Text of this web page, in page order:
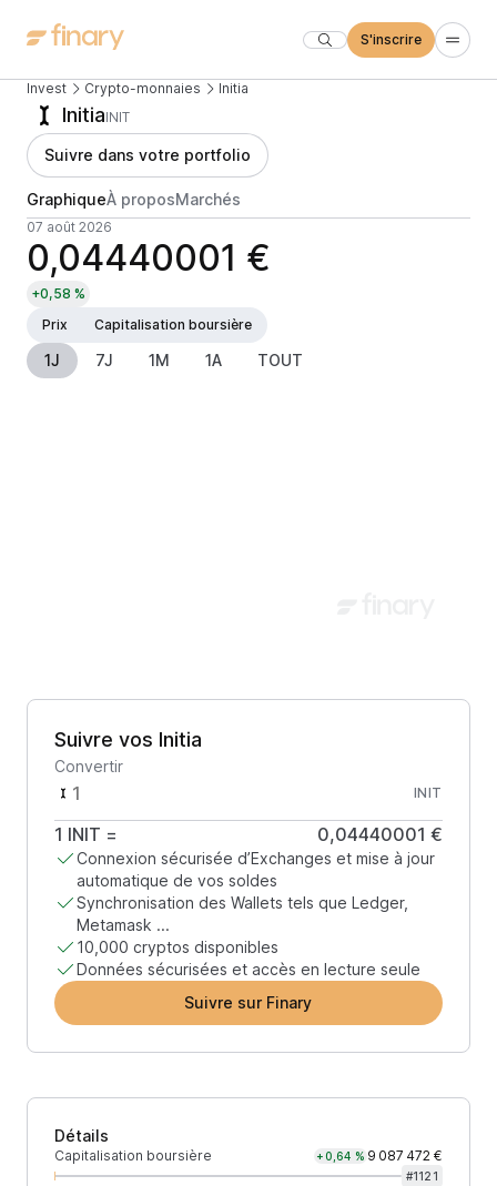
S'inscrire
Invest Crypto-monnaies Initia
InitiaINIT
Suivre dans votre portfolio
GraphiqueÀ proposMarchés
07 août 2026
0,04440001 €
+0,58 %
Prix
Capitalisation boursière
1J 7J 1M 1A TOUT
Suivre vos Initia
Convertir
INIT
1 INIT = 0,04440001 €
Connexion sécurisée d’Exchanges et mise à jour
automatique de vos soldes
Synchronisation des Wallets tels que Ledger,
Metamask ...
10,000 cryptos disponibles
Données sécurisées et accès en lecture seule
Suivre sur Finary
Détails
Capitalisation boursière +0,64 % 9 087 472 €
#1121